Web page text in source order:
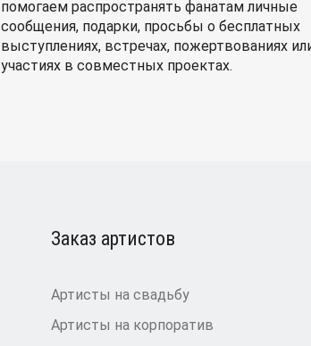
помогаем распространять фанатам личные
сообщения, подарки, просьбы о бесплатных
выступлениях, встречах, пожертвованиях
участиях в совместных проектах.
Заказ артистов
Артисты на свадьбу
Артисты на корпоратив